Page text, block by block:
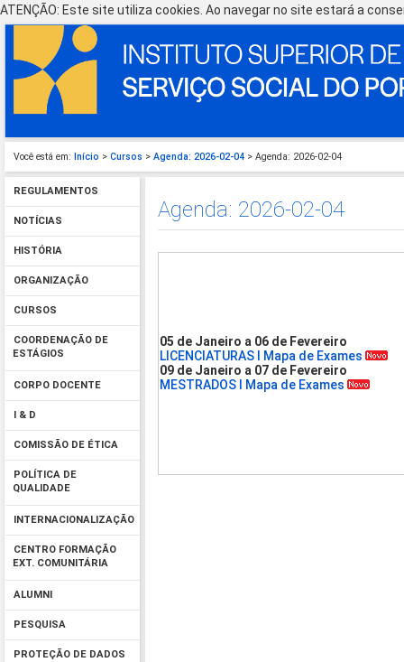
ATENÇÃO: Este site utiliza cookies. Ao navegar no site estará a
Você está em: Início > Cursos > Agenda: 2026-02-04 > Agenda: 2026-02-04
REGULAMENTOS
NOTÍCIAS
HISTÓRIA
ORGANIZAÇÃO
CURSOS
COORDENAÇÃO DE
ESTÁGIOS
CORPO DOCENTE
I & D
COMISSÃO DE ÉTICA
POLÍTICA DE
QUALIDADE
INTERNACIONALIZAÇÃO
CENTRO FORMAÇÃO
EXT. COMUNITÁRIA
ALUMNI
PESQUISA
PROTEÇÃO DE DADOS
Agenda: 2026-02-04
05 de Janeiro a 06 de Fevereiro
LICENCIATURAS I Mapa de Exames
09 de Janeiro a 07 de Fevereiro
MESTRADOS I Mapa de Exames